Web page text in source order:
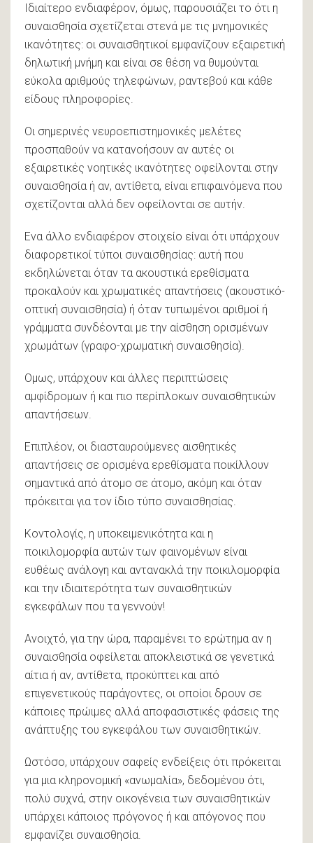
Ιδιαίτερο ενδιαφέρον, όμως, παρουσιάζει το ότι η
συναισθησία σχετίζεται στενά με τις μνημονικές
ικανότητες: οι συναισθητικοί εμφανίζουν εξαιρετική
δηλωτική μνήμη και είναι σε θέση να θυμούνται
εύκολα αριθμούς τηλεφώνων, ραντεβού και κάθε
είδους πληροφορίες.
Οι σημερινές νευροεπιστημονικές μελέτες
προσπαθούν να κατανοήσουν αν αυτές οι
εξαιρετικές νοητικές ικανότητες οφείλονται στην
συναισθησία ή αν, αντίθετα, είναι επιφαινόμενα που
σχετίζονται αλλά δεν οφείλονται σε αυτήν.
Ενα άλλο ενδιαφέρον στοιχείο είναι ότι υπάρχουν
διαφορετικοί τύποι συναισθησίας: αυτή που
εκδηλώνεται όταν τα ακουστικά ερεθίσματα
προκαλούν και χρωματικές απαντήσεις (ακουστικό-
οπτική συναισθησία) ή όταν τυπωμένοι αριθμοί ή
γράμματα συνδέονται με την αίσθηση ορισμένων
χρωμάτων (γραφο-χρωματική συναισθησία).
Ομως, υπάρχουν και άλλες περιπτώσεις
αμφίδρομων ή και πιο περίπλοκων συναισθητικών
απαντήσεων.
Επιπλέον, οι διασταυρούμενες αισθητικές
απαντήσεις σε ορισμένα ερεθίσματα ποικίλλουν
σημαντικά από άτομο σε άτομο, ακόμη και όταν
πρόκειται για τον ίδιο τύπο συναισθησίας.
Κοντολογίς, η υποκειμενικότητα και η
ποικιλομορφία αυτών των φαινομένων είναι
ευθέως ανάλογη και αντανακλά την ποικιλομορφία
και την ιδιαιτερότητα των συναισθητικών
εγκεφάλων που τα γεννούν!
Ανοιχτό, για την ώρα, παραμένει το ερώτημα αν η
συναισθησία οφείλεται αποκλειστικά σε γενετικά
αίτια ή αν, αντίθετα, προκύπτει και από
επιγενετικούς παράγοντες, οι οποίοι δρουν σε
κάποιες πρώιμες αλλά αποφασιστικές φάσεις της
ανάπτυξης του εγκεφάλου των συναισθητικών.
Ωστόσο, υπάρχουν σαφείς ενδείξεις ότι πρόκειται
για μια κληρονομική «ανωμαλία», δεδομένου ότι,
πολύ συχνά, στην οικογένεια των συναισθητικών
υπάρχει κάποιος πρόγονος ή και απόγονος που
εμφανίζει συναισθησία.